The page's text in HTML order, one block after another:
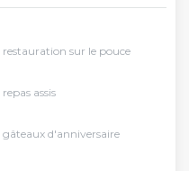
restauration sur le pouce
assis
gâteaux d'anniversaire